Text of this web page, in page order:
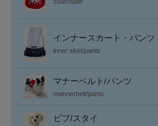
インナースカート・パンツ
inner skirt/pants
マナーベルト/パンツ
mannerbelt/pants
ビブ/スタイ